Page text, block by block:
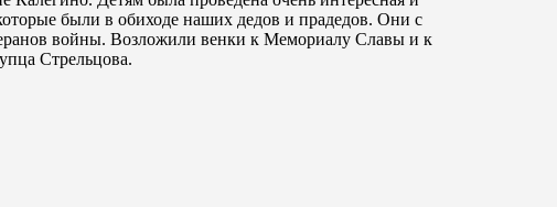
были в обиходе наших дедов и прадедов. Они с
войны. Возложили венки к Мемориалу Славы и к
Стрельцова.